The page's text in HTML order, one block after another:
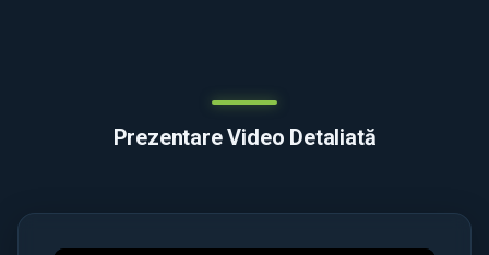
Prezentare Video Detaliată